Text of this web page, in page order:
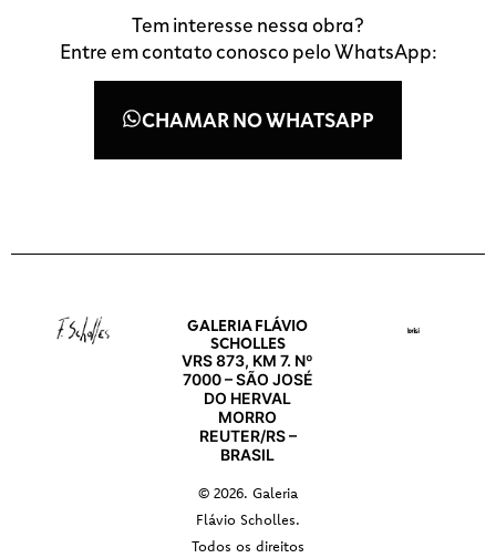
Tem interesse nessa obra?
Entre em contato conosco pelo WhatsApp:
CHAMAR NO WHATSAPP
GALERIA FLÁVIO
SCHOLLES
VRS 873, KM 7. Nº
7000 – SÃO JOSÉ
DO HERVAL
MORRO
REUTER/RS –
BRASIL
© 2026. Galeria
Flávio Scholles.
Todos os direitos